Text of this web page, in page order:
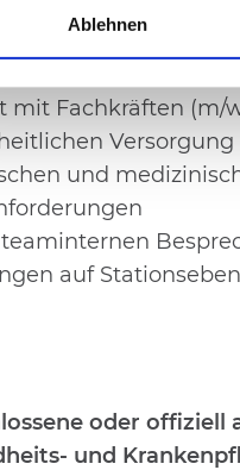
Ablehnen
Stürzen und
chronischer
mit Fachkräften (m/
Versorgung
und
auf
oder
und